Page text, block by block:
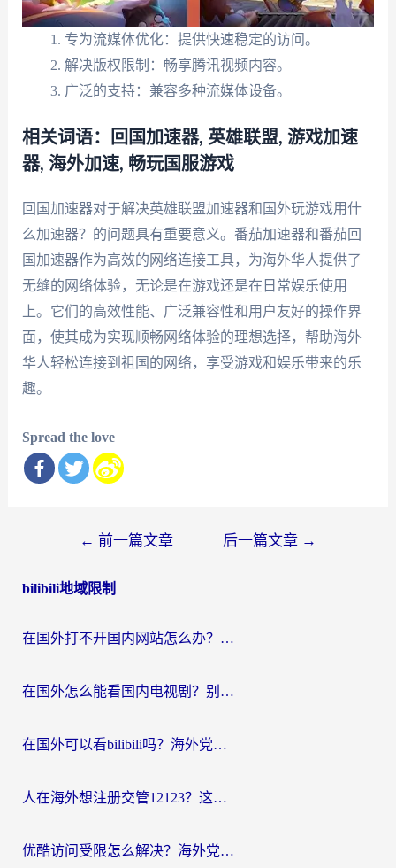
专为流媒体优化：提供快速稳定的访问。
解决版权限制：畅享腾讯视频内容。
广泛的支持：兼容多种流媒体设备。
相关词语：回国加速器, 英雄联盟, 游戏加速
器, 海外加速, 畅玩国服游戏
回国加速器对于解决英雄联盟加速器和国外玩游戏用什
么加速器？的问题具有重要意义。番茄加速器和番茄回
国加速器作为高效的网络连接工具，为海外华人提供了
无缝的网络体验，无论是在游戏还是在日常娱乐使用
上。它们的高效性能、广泛兼容性和用户友好的操作界
面，使其成为实现顺畅网络体验的理想选择，帮助海外
华人轻松连接到祖国的网络，享受游戏和娱乐带来的乐
趣。
Spread the love
导
← 前一篇文章 后一篇文章 →
bilibili地域限制
在国外打不开国内网站怎么办？海外华人亲测的回国加速器选择指南
在国外怎么能看国内电视剧？别再踩坑！这篇给你真实解决方案
在国外可以看bilibili吗？海外党追剧看番的终极解决方案来了
人在海外想注册交管12123？这篇攻略帮你搞定（附回国加速神器）
优酷访问受限怎么解决？海外党亲测有效的回国加速方案